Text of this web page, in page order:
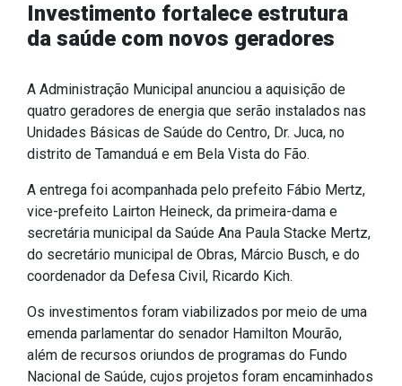
Serviços
IPTU 2026
Nota Fiscal Eletrônica
Ouvidoria
Portal do Cidadão
Portal do Servidor
Publicações
Diário Oficial (Novo)
Investimento fortalece estrutura
da saúde com novos geradores
A Administração Municipal anunciou a aquisição de
quatro geradores de energia que serão instalados nas
Unidades Básicas de Saúde do Centro, Dr. Juca, no
distrito de Tamanduá e em Bela Vista do Fão.
A entrega foi acompanhada pelo prefeito Fábio Mertz,
vice-prefeito Lairton Heineck, da primeira-dama e
secretária municipal da Saúde Ana Paula Stacke Mertz,
do secretário municipal de Obras, Márcio Busch, e do
coordenador da Defesa Civil, Ricardo Kich.
Os investimentos foram viabilizados por meio de uma
emenda parlamentar do senador Hamilton Mourão,
além de recursos oriundos de programas do Fundo
Nacional de Saúde, cujos projetos foram encaminhados